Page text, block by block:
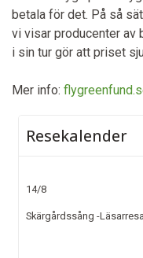
betala för det. På så
vi visar producenter av
i sin tur gör att priset
Mer info:
Resekalender
14/8
Skärgårdssång -